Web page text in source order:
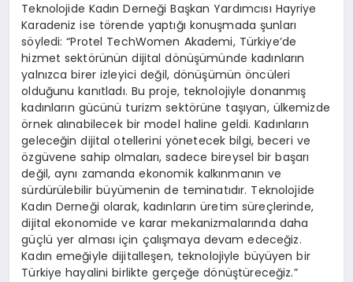
Teknolojide Kadın Derneği Başkan Yardımcısı Hayriye
Karadeniz ise törende yaptığı konuşmada şunları
söyledi: “Protel TechWomen Akademi, Türkiye’de
hizmet sektörünün dijital dönüşümünde kadınların
yalnızca birer izleyici değil, dönüşümün öncüleri
olduğunu kanıtladı. Bu proje, teknolojiyle donanmış
kadınların gücünü turizm sektörüne taşıyan, ülkemizde
örnek alınabilecek bir model haline geldi. Kadınların
geleceğin dijital otellerini yönetecek bilgi, beceri ve
özgüvene sahip olmaları, sadece bireysel bir başarı
değil, aynı zamanda ekonomik kalkınmanın ve
sürdürülebilir büyümenin de teminatıdır. Teknolojide
Kadın Derneği olarak, kadınların üretim süreçlerinde,
dijital ekonomide ve karar mekanizmalarında daha
güçlü yer alması için çalışmaya devam edeceğiz.
Kadın emeğiyle dijitalleşen, teknolojiyle büyüyen bir
Türkiye hayalini birlikte gerçeğe dönüştüreceğiz.”